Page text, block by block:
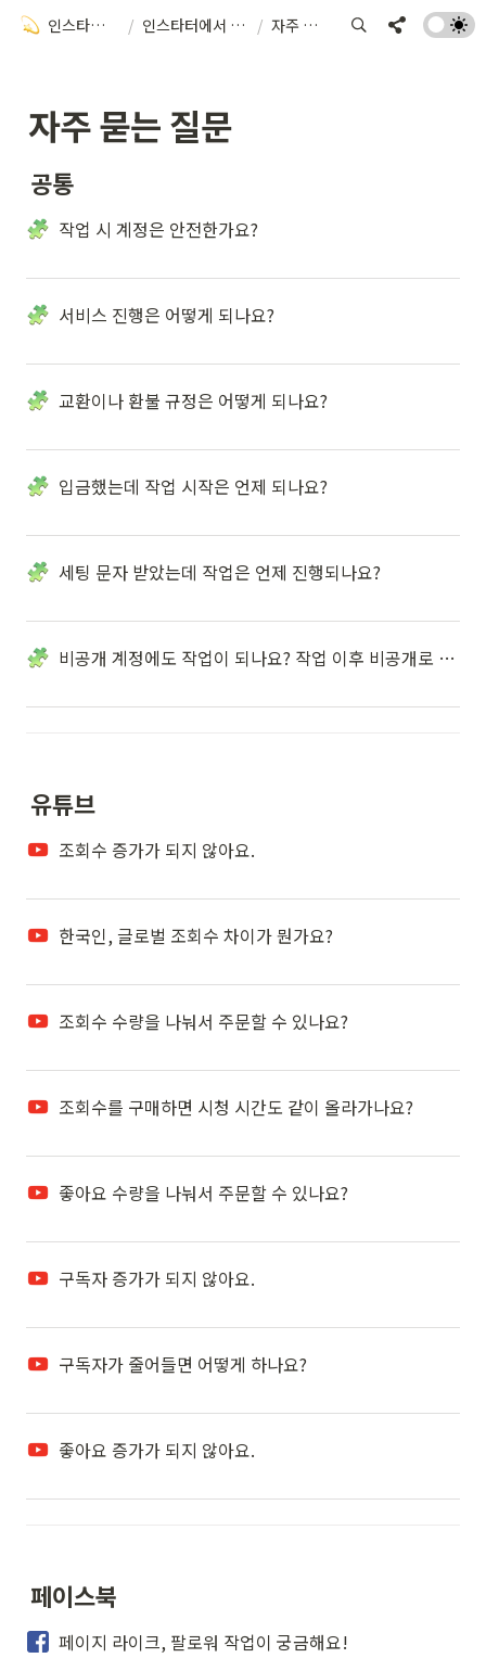
인스타터 사용 가이드 / 인스타터에서 작업 시작하기 / 자주 묻는 질문
자주 묻는 질문
공통
작업 시 계정은 안전한가요?
서비스 진행은 어떻게 되나요?
교환이나 환불 규정은 어떻게 되나요?
입금했는데 작업 시작은 언제 되나요?
세팅 문자 받았는데 작업은 언제 진행되나요?
비공개 계정에도 작업이 되나요? 작업 이후 비공개로 전환해도 되나요?
유튜브
조회수 증가가 되지 않아요.
한국인, 글로벌 조회수 차이가 뭔가요?
조회수 수량을 나눠서 주문할 수 있나요?
조회수를 구매하면 시청 시간도 같이 올라가나요?
좋아요 수량을 나눠서 주문할 수 있나요?
구독자 증가가 되지 않아요.
구독자가 줄어들면 어떻게 하나요?
좋아요 증가가 되지 않아요.
페이스북
페이지 라이크, 팔로워 작업이 궁금해요!